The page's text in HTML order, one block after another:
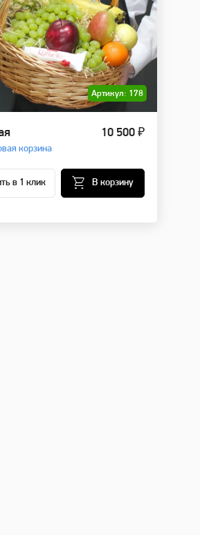
Артикул: 178
корзина
10 500 ₽
в 1 клик В корзину